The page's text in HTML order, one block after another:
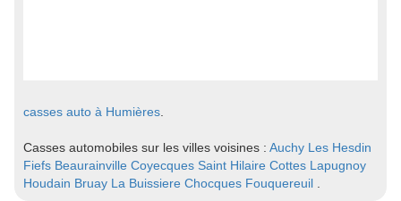
casses auto à Humières
Casses automobiles sur les villes voisines : Auchy Les Hesdin
Fiefs Beaurainville Coyecques Saint Hilaire Cottes Lapugnoy
Houdain Bruay La Buissiere Chocques Fouquereuil